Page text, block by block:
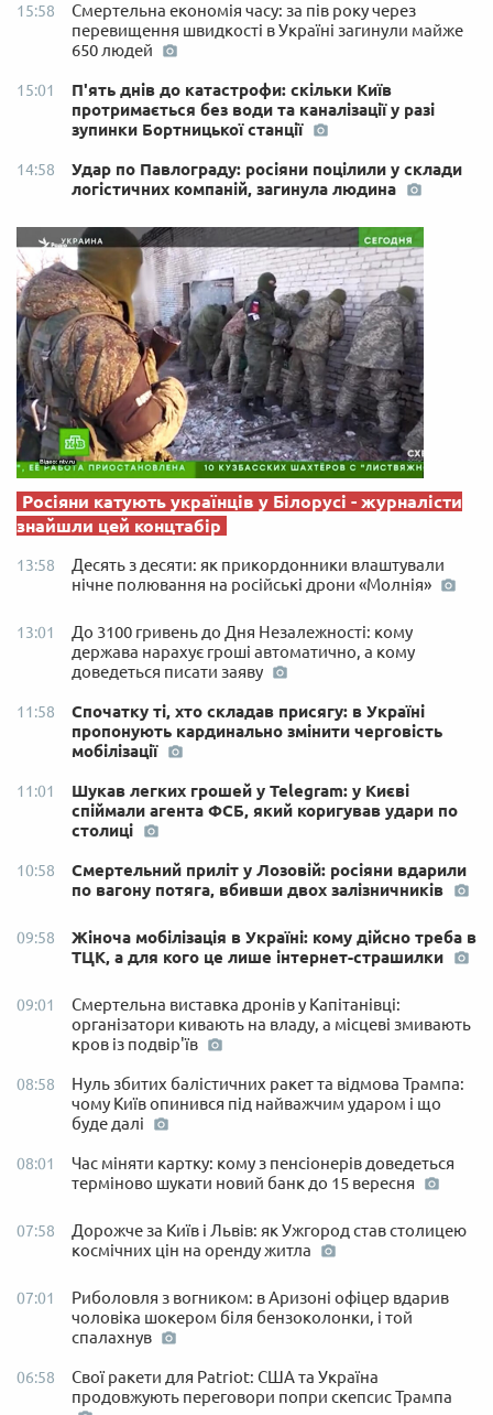
15:58
Смертельна економія часу: за пів року через
перевищення швидкості в Україні загинули майже
650 людей
15:01
П'ять днів до катастрофи: скільки Київ
протримається без води та каналізації у разі
зупинки Бортницької станції
14:58
Удар по Павлограду: росіяни поцілили у склади
логістичних компаній, загинула людина
Росіяни катують українців у Білорусі - журналісти
знайшли цей концтабір
13:58
Десять з десяти: як прикордонники влаштували
нічне полювання на російські дрони «Молнія»
13:01
До 3100 гривень до Дня Незалежності: кому
держава нарахує гроші автоматично, а кому
доведеться писати заяву
11:58
Спочатку ті, хто складав присягу: в Україні
пропонують кардинально змінити черговість
мобілізації
11:01
Шукав легких грошей у Telegram: у Києві
спіймали агента ФСБ, який коригував удари по
столиці
10:58
Смертельний приліт у Лозовій: росіяни вдарили
по вагону потяга, вбивши двох залізничників
09:58
Жіноча мобілізація в Україні: кому дійсно треба в
ТЦК, а для кого це лише інтернет-страшилки
09:01
Смертельна виставка дронів у Капітанівці:
організатори кивають на владу, а місцеві змивають
кров із подвір'їв
08:58
Нуль збитих балістичних ракет та відмова Трампа:
чому Київ опинився під найважчим ударом і що
буде далі
08:01
Час міняти картку: кому з пенсіонерів доведеться
терміново шукати новий банк до 15 вересня
07:58
Дорожче за Київ і Львів: як Ужгород став столицею
космічних цін на оренду житла
07:01
Риболовля з вогником: в Аризоні офіцер вдарив
чоловіка шокером біля бензоколонки, і той
спалахнув
06:58
Свої ракети для Patriot: США та Україна
продовжують переговори попри скепсис Трампа